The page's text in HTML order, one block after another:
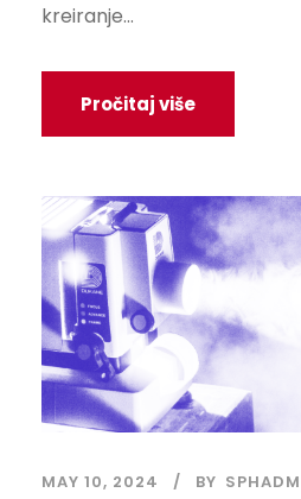
kreiranje...
Pročitaj više
MAY 10, 2024 BY